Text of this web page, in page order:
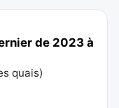
de 2023 à
quais)